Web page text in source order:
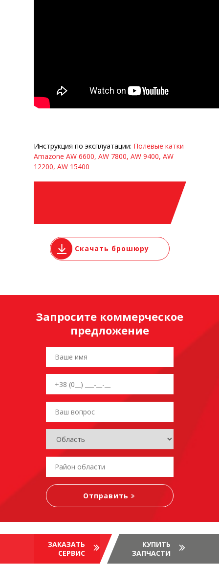
Инструкция по эксплуатации: Полевые катки
Amazone AW 6600, AW 7800, AW 9400, AW
12200, AW 15400
Скачать брошюру
Запросите коммерческое
предложение
ЗАКАЗАТЬ
СЕРВИС
КУПИТЬ
ЗАПЧАСТИ